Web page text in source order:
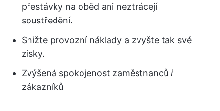
přestávky na oběd ani neztrácejí
soustředění.
Snižte provozní náklady a zvyšte tak své
zisky.
Zvýšená spokojenost zaměstnanců i
zákazníků